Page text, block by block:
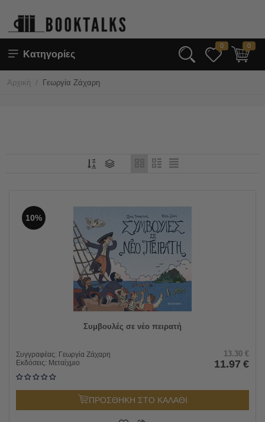
Κατηγορίες
0 0
Αρχική / Γεωργία Ζάχαρη
10%
Συμβουλές σε νέο πειρατή
Συγγραφέας: Γεωργία Ζάχαρη
Εκδόσεις: Μεταίχμιο
13.30 €
11.97 €
ΠΡΟΣΘΗΚΗ ΣΤΟ ΚΑΛΑΘΙ